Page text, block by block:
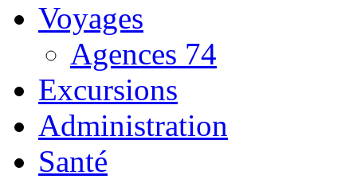
Voyages
Agences 74
Excursions
Administration
Santé